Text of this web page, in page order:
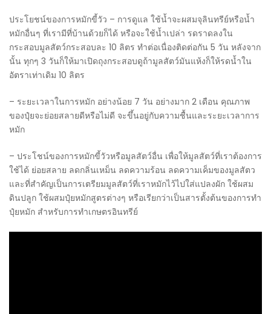
ประโยชน์ของการหมักขี้วัว – การดูแล ใช้น้ำจะผสมจุลินทรีย์หรือน้ำ
หมักอื่นๆ ที่เรามีที่บ้านด้วยก็ได้ หรือจะใช้น้ำเปล่า รดราดลงใน
กระสอบมูลสัตว์กระสอบละ 10 ลิตร ทำต่อเนื่องติดต่อกัน 5 วัน หลังจาก
นั้น ทุกๆ 3 วันก็ให้มาเปิดถุงกระสอบดูถ้ามูลสัตว์มันแห้งก็ให้รดน้ำใน
อัตราเท่าเดิม 10 ลิตร
– ระยะเวลาในการหมัก อย่างน้อย 7 วัน อย่างมาก 2 เดือน คุณภาพ
ของปุ๋ยจะย่อยสลายดีหรือไม่ดี จะขึ้นอยู่กับความชื้นและระยะเวลาการ
หมัก
– ประโชน์ของการหมักขี้วัวหรือมูลสัตว์อื่น เพื่อให้มูลสัตว์ที่เราต้องการ
ใช้ได้ ย่อยสลาย ลดกลิ่นเหม็น ลดความร้อน ลดความเค็มของมูลสัตว
และที่สำคัญเป็นการเตรียมมูลสัตว์ที่เราหมักไว้ไปใส่แปลงผัก ใช้ผสม
ดินปลูก ใช้ผสมปุ๋ยหมักสูตรต่างๆ หรือเรียกว่าเป็นสารตั้งต้นของการทำ
ปุ๋ยหมัก สำหรับการทำเกษตรอินทรีย์